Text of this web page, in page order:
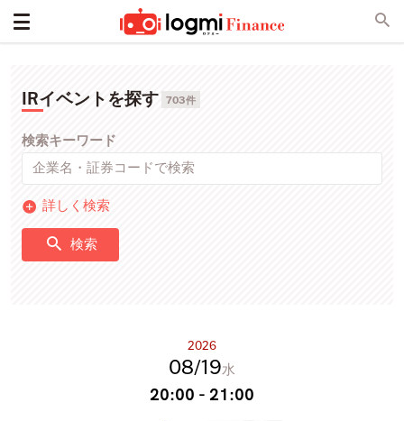
IRイベントを探す 703件
検索キーワード
詳しく検索
検索
2026
08 19水
20:00 - 21:00